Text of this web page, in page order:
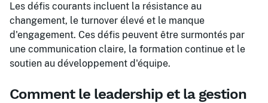
Les défis courants incluent la résistance au
changement, le turnover élevé et le manque
d'engagement. Ces défis peuvent être surmontés par
une communication claire, la formation continue et le
soutien au développement d'équipe.
Comment le leadership et la gestion